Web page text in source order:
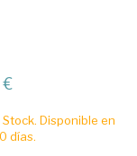
Stock. Disponible en
días.